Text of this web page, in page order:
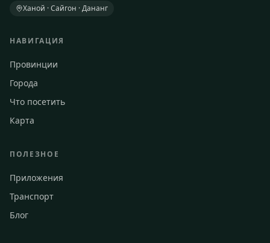
Ханой · Сайгон · Дананг
НАВИГАЦИЯ
Провинции
Города
Что посетить
Карта
ПОЛЕЗНОЕ
Приложения
Транспорт
Блог